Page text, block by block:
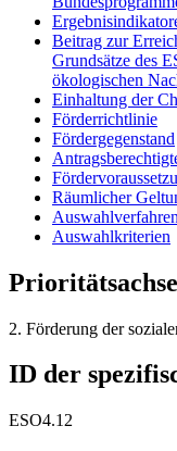
Beitrag zur
Grundsätze des
ökologischen
Einhaltung der
Förderrichtlinie
Fördergegenstand
Räumlicher
Auswahlverfahren
Auswahlkriterien
Prioritätsachse
2. Förderung der
ID der
ESO4.12